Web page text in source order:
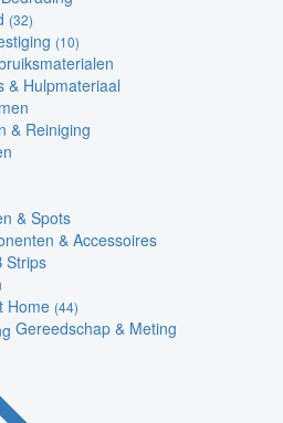
(32)
(10)
& Hulpmateriaal
& Reiniging
& Spots
& Accessoires
Strips
Home (44)
Gereedschap & Meting